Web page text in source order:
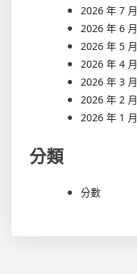
2026 年 7 月
2026 年 6 月
2026 年 5 月
2026 年 4 月
2026 年 3 月
2026 年 2 月
2026 年 1 月
分類
分數